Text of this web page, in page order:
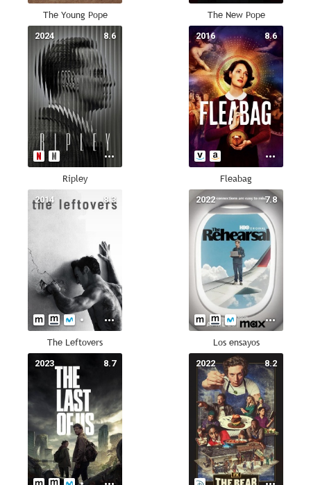
The Young Pope The New Pope
8.6
2024
Ripley
8.6
2016
Fleabag
8.3
2014
The Leftovers
7.8
2022
Los ensayos
8.7
2023 8.2
2022